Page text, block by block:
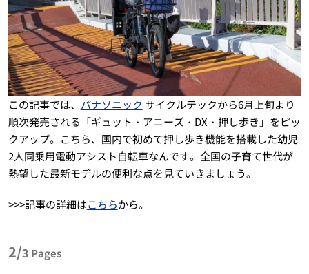
この記事では、 パナソニック サイクルテックから6月上旬より
順次発売される「ギュット・アニーズ・DX・押し歩き」をピッ
クアップ。こちら、国内で初めて押し歩き機能を搭載した幼児
2人同乗用電動アシスト自転車なんです。全国の子育て世代が
熱望した最新モデルの便利な点を見ていきましょう。
>>>記事の詳細はこちらから。
2/3 Pages